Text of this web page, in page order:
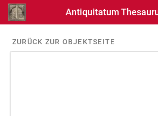
Antiquitatum
ZURÜCK ZUR OBJEKTSEITE